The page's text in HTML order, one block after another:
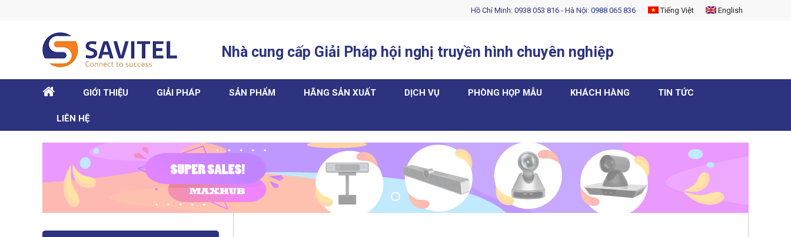
Hồ Chí Minh: 0938 053 816 - Hà Nội: 0988 065 836 Tiếng Việt English
Nhà cung cấp Giải Pháp hội nghị truyền hình chuyên nghiệp
HOME GIỚI THIỆU GIẢI PHÁP SẢN PHẨM HÃNG SẢN XUẤT DỊCH VỤ PHÒNG HỌP MẪU KHÁCH HÀNG TIN TỨC
LIÊN HỆ